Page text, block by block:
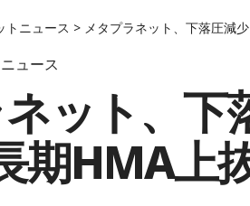
トニュース > メタプラネット、下落圧減
ュース
ット、
期HMA上